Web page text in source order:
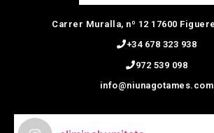
Carrer Muralla, nº 12 17600
+34 678 323 938
972 539 098
info@niunagotames.com